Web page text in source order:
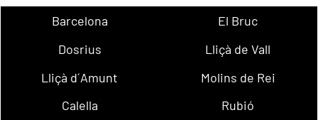
Barcelona
El Bruc
Dosrius
Lliçà de Vall
Lliçà d´Amunt
Molins de Rei
Calella
Rubió